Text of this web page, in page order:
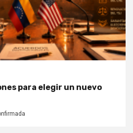
para elegir un nuevo